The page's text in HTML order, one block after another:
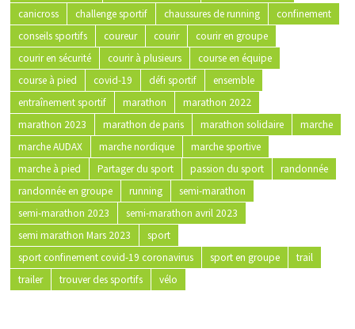
canicross
challenge sportif chaussures de running
confinement
conseils sportifs
coureur courir
courir en groupe
courir en sécurité
courir à plusieurs
course en équipe
course à pied
covid-19 défi sportif
ensemble
entraînement sportif
marathon
marathon 2022
marathon 2023
marathon de paris marathon solidaire
marche
marche AUDAX
marche nordique
marche sportive
marche à pied
Partager du sport passion du sport
randonnée
randonnée en groupe
running
semi-marathon
semi-marathon 2023
semi-marathon avril 2023
semi marathon Mars 2023
sport
sport confinement covid-19 coronavirus
sport en groupe
trail
trailer
trouver des sportifs vélo